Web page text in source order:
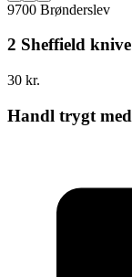
9700 Brønderslev
2 Sheffield knive
30 kr.
Handl trygt med